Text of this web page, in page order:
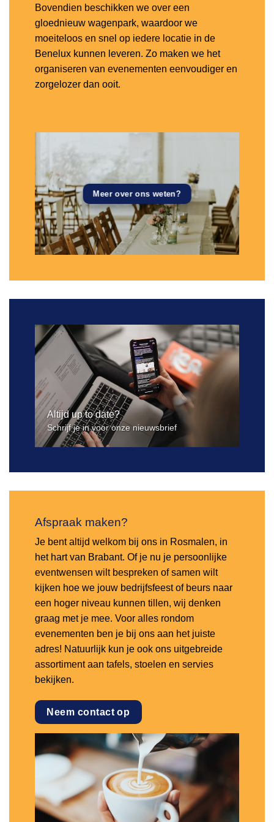
Bovendien beschikken we over een
gloednieuw wagenpark, waardoor we
moeiteloos en snel op iedere locatie in de
Benelux kunnen leveren. Zo maken we het
organiseren van evenementen eenvoudiger en
zorgelozer dan ooit.
Meer over ons weten?
Altijd up to date?
Schrijf je in voor onze nieuwsbrief
Afspraak maken?
Je bent altijd welkom bij ons in Rosmalen, in
het hart van Brabant. Of je nu je persoonlijke
eventwensen wilt bespreken of samen wilt
kijken hoe we jouw bedrijfsfeest of beurs naar
een hoger niveau kunnen tillen, wij denken
graag met je mee. Voor alles rondom
evenementen ben je bij ons aan het juiste
adres! Natuurlijk kun je ook ons uitgebreide
assortiment aan tafels, stoelen en servies
bekijken.
Neem contact op